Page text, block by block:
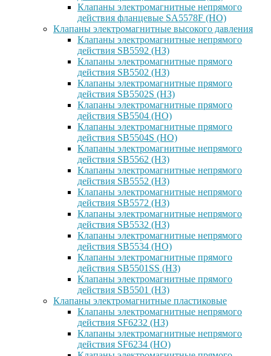
Клапаны электромагнитные непрямого
действия фланцевые SA5578F (НО)
Клапаны электромагнитные высокого давления
Клапаны электромагнитные непрямого
действия SB5592 (НЗ)
Клапаны электромагнитные прямого
действия SB5502 (НЗ)
Клапаны электромагнитные прямого
действия SB5502S (НЗ)
Клапаны электромагнитные прямого
действия SB5504 (НО)
Клапаны электромагнитные прямого
действия SB5504S (НО)
Клапаны электромагнитные непрямого
действия SB5562 (НЗ)
Клапаны электромагнитные непрямого
действия SB5552 (НЗ)
Клапаны электромагнитные непрямого
действия SB5572 (НЗ)
Клапаны электромагнитные непрямого
действия SB5532 (НЗ)
Клапаны электромагнитные непрямого
действия SB5534 (НО)
Клапаны электромагнитные прямого
действия SB5501SS (НЗ)
Клапаны электромагнитные прямого
действия SB5501 (НЗ)
Клапаны электромагнитные пластиковые
Клапаны электромагнитные непрямого
действия SF6232 (НЗ)
Клапаны электромагнитные непрямого
действия SF6234 (НО)